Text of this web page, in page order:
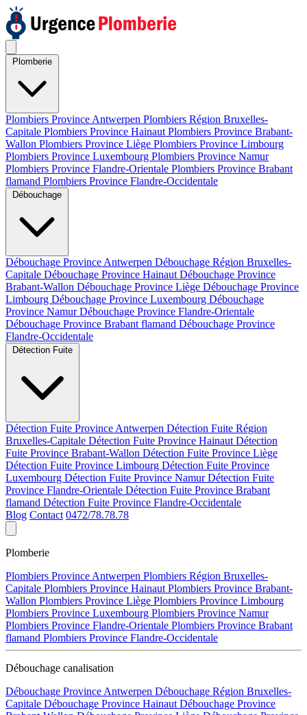
Plombiers Province Antwerpen Plombiers Région Bruxelles-
Capitale Plombiers Province Hainaut Plombiers Province Brabant-
Wallon Plombiers Province Liège Plombiers Province Limbourg
Plombiers Province Luxembourg Plombiers Province Namur
Plombiers Province Flandre-Orientale Plombiers Province Brabant
flamand Plombiers Province Flandre-Occidentale
Débouchage Province Antwerpen Débouchage Région Bruxelles-
Capitale Débouchage Province Hainaut Débouchage Province
Brabant-Wallon Débouchage Province Liège Débouchage Province
Limbourg Débouchage Province Luxembourg Débouchage
Province NamurDébouchage Province Flandre-Orientale
Débouchage Province Brabant flamand Débouchage Province
Flandre-Occidentale
Détection Fuite Province Antwerpen Détection Fuite Région
Bruxelles-Capitale Détection Fuite Province Hainaut Détection
Fuite Province Brabant-Wallon Détection Fuite Province Liège
Détection Fuite Province Limbourg Détection Fuite Province
Luxembourg Détection Fuite Province NamurDétection Fuite
Province Flandre-Orientale Détection Fuite Province Brabant
flamand Détection Fuite Province Flandre-Occidentale
Blog Contact 0472/78.78.78
Plomberie
Plombiers Province Antwerpen Plombiers Région Bruxelles-
Capitale Plombiers Province Hainaut Plombiers Province Brabant-
Wallon Plombiers Province Liège Plombiers Province Limbourg
Plombiers Province Luxembourg Plombiers Province Namur
Plombiers Province Flandre-Orientale Plombiers Province Brabant
flamand Plombiers Province Flandre-Occidentale
Débouchage canalisation
Débouchage Province Antwerpen Débouchage Région Bruxelles-
Capitale Débouchage Province Hainaut Débouchage Province